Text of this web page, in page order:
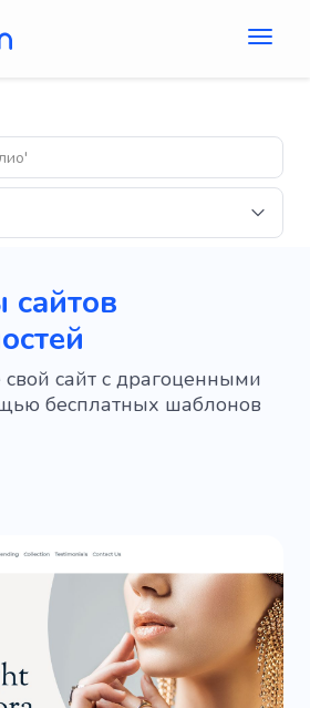
свой сайт с драгоценными
бесплатных шаблонов